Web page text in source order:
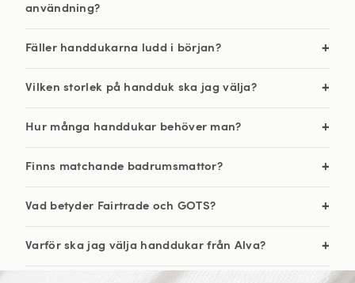
användning?
Fäller handdukarna ludd i början?
Vilken storlek på handduk ska jag välja?
Hur många handdukar behöver man?
Finns matchande badrumsmattor?
Vad betyder Fairtrade och GOTS?
Varför ska jag välja handdukar från Alva?